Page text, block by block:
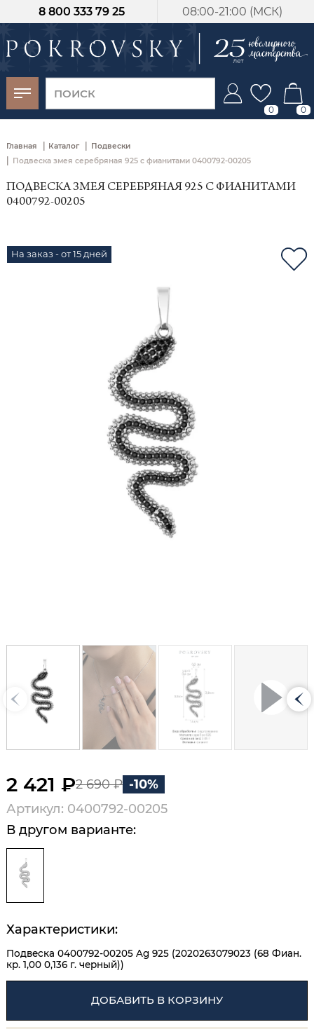
08:00-21:00 (МСК)
8 800 333 79 25
0 0
Главная | Каталог | Подвески
| Подвеска змея серебряная 925 с фианитами 0400792-00205
ПОДВЕСКА ЗМЕЯ СЕРЕБРЯНАЯ 925 С ФИАНИТАМИ
0400792-00205
На заказ - от 15 дней
2 421 ₽2 690 ₽ -10%
Артикул: 0400792-00205
В другом варианте:
Характеристики:
Подвеска 0400792-00205 Ag 925 (2020263079023 (68 Фиан.
кр. 1,00 0,136 г. черный))
ДОБАВИТЬ В КОРЗИНУ
-30%
от 15 дней с
момента оплаты